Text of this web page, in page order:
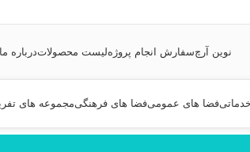
نوین آرچسفارش انجام پروژهلیست محصولاتدرباره
فضا های عمومیفضا های فرهنگیمجموعه های